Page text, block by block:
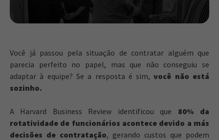
Você já passou pela situação de contratar alguém que
parecia perfeito no papel, mas que não conseguiu se
adaptar à equipe? Se a resposta é sim, você não está
sozinho.
A Harvard Business Review identificou que 80% da
rotatividade de funcionários acontece devido a más
decisões de contratação, gerando custos que podem